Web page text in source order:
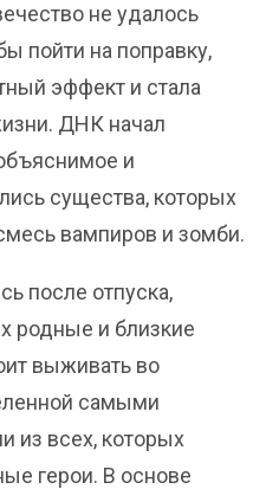
не удалось
пойти на поправку,
эффект и стала
ДНК начал
и
существа, которых
вампиров и зомби.
после отпуска,
родные и близкие
выживать во
самыми
из всех, которых
герои. В основе